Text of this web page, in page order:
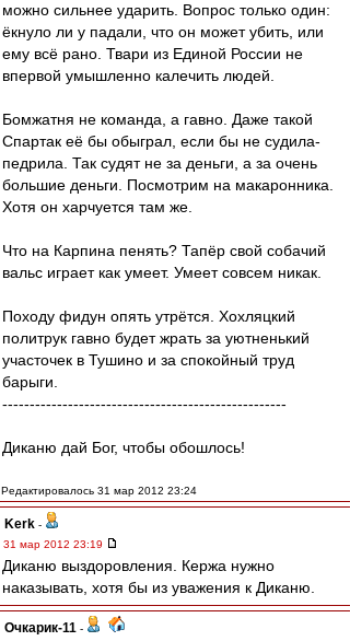
можно сильнее ударить. Вопрос только один:
ёкнуло ли у падали, что он может убить, или
ему всё рано. Твари из Единой России не
впервой умышленно калечить людей.
Бомжатня не команда, а гавно. Даже такой
Спартак её бы обыграл, если бы не судила-
педрила. Так судят не за деньги, а за очень
большие деньги. Посмотрим на макаронника.
Хотя он харчуется там же.
Что на Карпина пенять? Тапёр свой собачий
вальс играет как умеет. Умеет совсем никак.
Походу фидун опять утрётся. Хохляцкий
политрук гавно будет жрать за уютненький
участочек в Тушино и за спокойный труд
барыги.
----------------------------------------------------
Диканю дай Бог, чтобы обошлось!
Редактировалось 31 мар 2012 23:24
Kerk -
31 мар 2012 23:19
Диканю выздоровления. Кержа нужно
наказывать, хотя бы из уважения к Диканю.
Очкарик-11 -